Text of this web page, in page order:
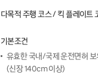
다목적 주행 코스 / 킥 플레이트
기본조건
유효한 국내/국제 운전면허 보
(신장 140cm 이상)